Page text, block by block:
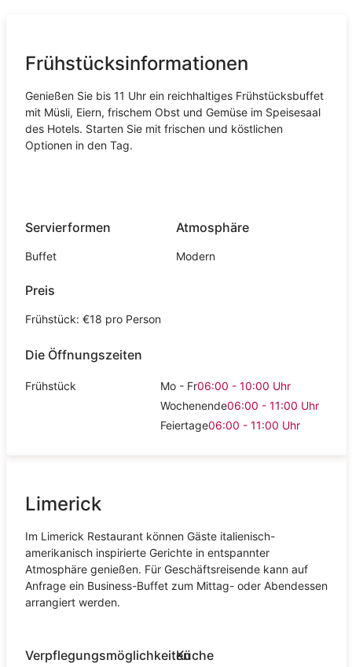
Frühstücksinformationen
Genießen Sie bis 11 Uhr ein reichhaltiges Frühstücksbuffet
mit Müsli, Eiern, frischem Obst und Gemüse im Speisesaal
des Hotels. Starten Sie mit frischen und köstlichen
Optionen in den Tag.
Servierformen
Buffet
Atmosphäre
Modern
Preis
Frühstück: €18 pro Person
Die Öffnungszeiten
Frühstück Mo - Fr06:00 - 10:00 Uhr
Wochenende06:00 - 11:00 Uhr
Feiertage06:00 - 11:00 Uhr
Limerick
Im Limerick Restaurant können Gäste italienisch-
amerikanisch inspirierte Gerichte in entspannter
Atmosphäre genießen. Für Geschäftsreisende kann auf
Anfrage ein Business-Buffet zum Mittag- oder Abendessen
arrangiert werden.
VerpflegungsmöglichkeitenKüche